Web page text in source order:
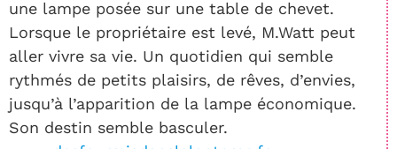
une lampe posée sur une table de chevet.
Lorsque le propriétaire est levé, M.Watt peut
aller vivre sa vie. Un quotidien qui semble
rythmés de petits plaisirs, de rêves, d’envies,
jusqu’à l’apparition de la lampe économique.
Son destin semble basculer.